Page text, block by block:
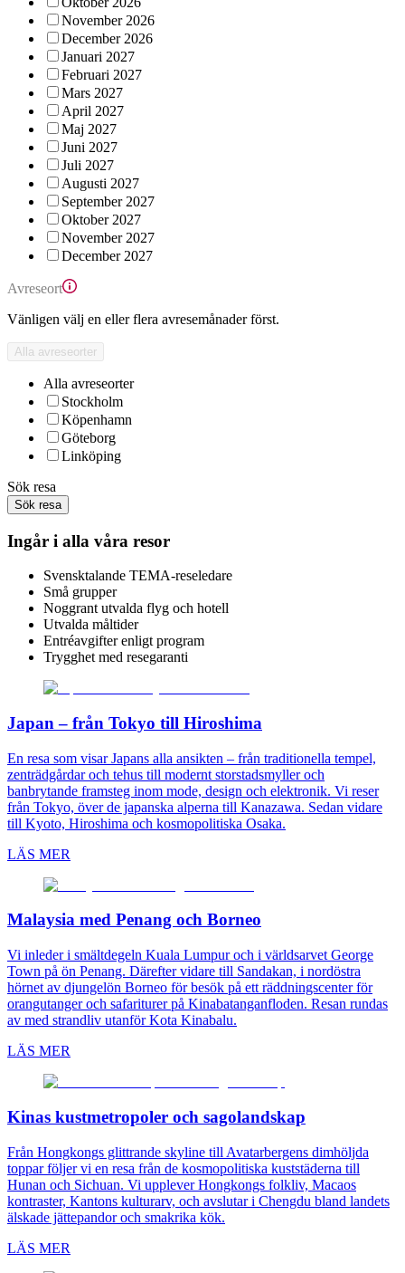
November 2026
December 2026
Januari 2027
Februari 2027
Mars 2027
April 2027
Maj 2027
Juni 2027
Juli 2027
Augusti 2027
September 2027
Oktober 2027
November 2027
December 2027
Avreseort
Vänligen välj en eller flera avresemånader först.
Alla avreseorter
Alla avreseorter
Stockholm
Köpenhamn
Göteborg
Linköping
Sök resa
Sök resa
Ingår i alla våra resor
Svensktalande TEMA-reseledare
Små grupper
Noggrant utvalda flyg och hotell
Utvalda måltider
Entréavgifter enligt program
Trygghet med resegaranti
Japan – från Tokyo till Hiroshima
En resa som visar Japans alla ansikten – från traditionella tempel,
zenträdgårdar och tehus till modernt storstadsmyller och
banbrytande framsteg inom mode, design och elektronik. Vi reser
från Tokyo, över de japanska alperna till Kanazawa. Sedan vidare
till Kyoto, Hiroshima och kosmopolitiska Osaka.
LÄS MER
Malaysia med Penang och Borneo
Vi inleder i smältdegeln Kuala Lumpur och i världsarvet George
Town på ön Penang. Därefter vidare till Sandakan, i nordöstra
hörnet av djungelön Borneo för besök på ett räddningscenter för
orangutanger och safariturer på Kinabatanganfloden. Resan rundas
av med strandliv utanför Kota Kinabalu.
LÄS MER
Kinas kustmetropoler och sagolandskap
Från Hongkongs glittrande skyline till Avatarbergens dimhöljda
toppar följer vi en resa från de kosmopolitiska kuststäderna till
Hunan och Sichuan. Vi upplever Hongkongs folkliv, Macaos
kontraster, Kantons kulturarv, och avslutar i Chengdu bland landets
älskade jättepandor och smakrika kök.
LÄS MER